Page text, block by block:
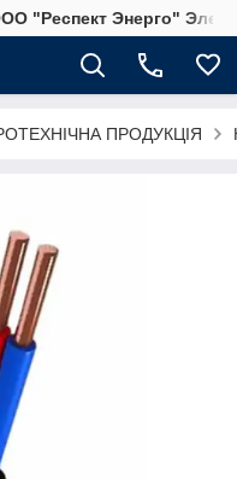
"Респект Энерго"
ПРОДУКЦІЯ